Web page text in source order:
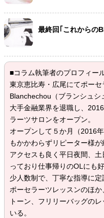
最終回｢これからの
■コラム執筆者のプロフィー
東京恵比寿・広尾にてポーセ
Blanchechou（ブランシュシ
大手金融業界を退職し、
ラーツサロンをオープン。
オープンして５か月（2016
もかかわらずリピーター様が
アクセスも良く平日夜間、
っており仕事帰りのOLにも好
少人数制で、丁寧な指導に定
ポーセラーツレッスンのほか
トーン、フリリーバッグの
いる。